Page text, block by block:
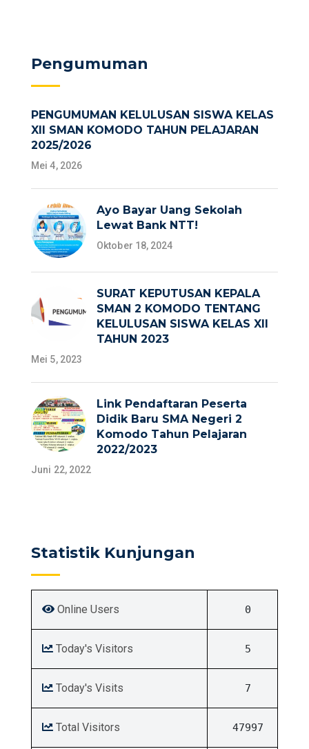
Pengumuman
PENGUMUMAN KELULUSAN SISWA KELAS
XII SMAN KOMODO TAHUN PELAJARAN
2025/2026
Mei 4, 2026
Ayo Bayar Uang Sekolah
Lewat Bank NTT!
Oktober 18, 2024
SURAT KEPUTUSAN KEPALA
SMAN 2 KOMODO TENTANG
KELULUSAN SISWA KELAS XII
TAHUN 2023
Mei 5, 2023
Link Pendaftaran Peserta
Didik Baru SMA Negeri 2
Komodo Tahun Pelajaran
2022/2023
Juni 22, 2022
Statistik Kunjungan
Online Users 0
Today's Visitors 5
Today's Visits 7
Total Visitors 47997